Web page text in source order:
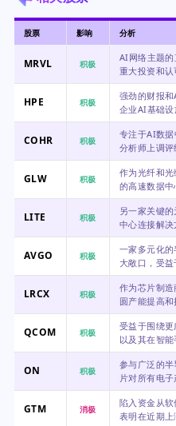
股票 影响 分析
MRVL 积极
AI网络主题
重大投资和认
对其数据中
HPE 积极
强劲的财报
企业AI基础
入。
COHR 积极
专注于AI数据
分析师上调评
GLW 积极
作为光纤和
的高速数据中
LITE 积极
另一家关键
中心连接解决
AVGO 积极
一家多元化
大敞口，受益
积极情绪。
LRCX 积极
作为芯片制
圆产能提高
益。
QCOM 积极
受益于围绕更
以及其在智
身定位。
ON 积极
参与广泛的
片对所有电
要。
GTM 消极
陷入资金从软
表明在近期上